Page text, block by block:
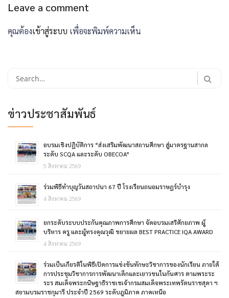
Leave a comment
คุณต้องเข้าสู่ระบบ เพื่อจะพิมพ์ความเห็น
Search
ข่าวประชาสัมพันธ์
อบรมเชิงปฏิบัติการ “ส่งเสริมพัฒนาสถานศึกษา สู่มาตรฐานสากล
ระดับ SCQA และระดับ OBECOA”
5 สิงหาคม 2569
ร่วมพิธีทำบุญวันสถาปนา 67 ปี โรงเรียนถนอมราษฎร์บำรุง
4 สิงหาคม 2569
ยกระดับระบบประกันคุณภาพการศึกษา จัดอบรมเสริศักยภาพ ผู้
บริหาร ครู และผู้ทรงคุณวุฒิ ขยายผล BEST PRACTICE IQA AWARD
4 สิงหาคม 2569
ร่วมเป็นเกียรติในพิธีเปิดการแข่งขันทักษะวิชาการของนักเรียน ภายใต้
การประชุมวิชาการการพัฒนาเด็กและเยาวขนในกันศาร ตามพระระ
ระร สมเด็จพระกนิษฐาธิราชเชเจ้ากรมสมเด็จพระเทพรัตนราชสุดา ฯ
สยามบรมราชกุมารี ประจำปี 2569 ระดับภูมิภาค ภาคเหนือ